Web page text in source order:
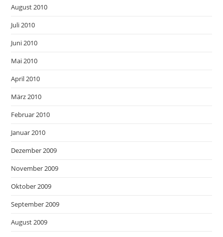
August 2010
Juli 2010
Juni 2010
Mai 2010
April 2010
März 2010
Februar 2010
Januar 2010
Dezember 2009
November 2009
Oktober 2009
September 2009
August 2009